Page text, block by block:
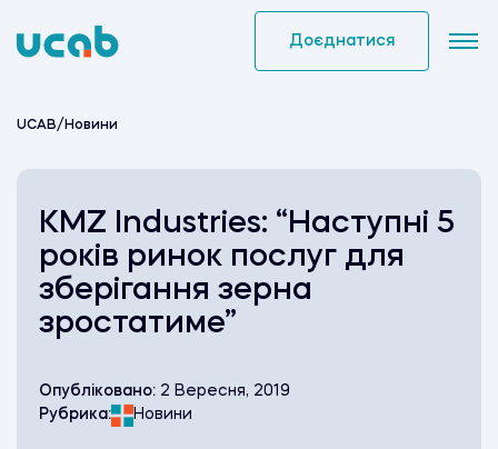
to
Доєднатися
UCAB/ Новини
KMZ Industries: “Наступні 5
років ринок послуг для
зберігання зерна
зростатиме”
Опубліковано: 2 Вересня, 2019
Рубрика:
Новини